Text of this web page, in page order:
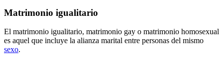
Matrimonio igualitario
El matrimonio igualitario, matrimonio gay o matrimonio homosexual
es aquel que incluye la alianza marital entre personas del mismo
sexo.